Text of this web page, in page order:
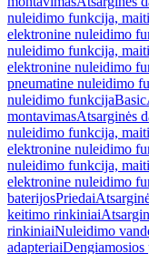
nuleidimo funkcija,
elektronine nuleidimo
nuleidimo funkcija,
elektronine nuleidimo
pneumatine nuleidimo
nuleidimo funkcijaBasic
montavimasAtsarginės
nuleidimo funkcija,
elektronine nuleidimo
nuleidimo funkcija,
elektronine nuleidimo
baterijosPriedai
keitimo rinkiniai
rinkiniaiNuleidimo
adapteriaiDengiamosios